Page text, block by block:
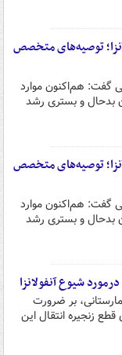
توصیه‌های متخصص
گفت: هم‌اکنون موارد
بدحال و بستری رشد
توصیه‌های متخصص
گفت: هم‌اکنون موارد
بدحال و بستری رشد
شیوع آنفولانزا
بر ضرورت
قطع زنجیره انتقال این